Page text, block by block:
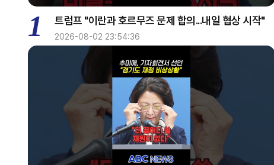
1 트럼프 "이란과 호르무즈 문제 합의...내일 협상 시작"
2026-08-02 23:54:36